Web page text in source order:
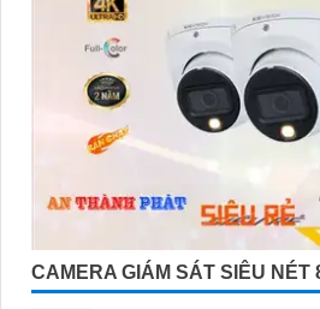
CAMERA GIÁM SÁT SIÊU NÉT